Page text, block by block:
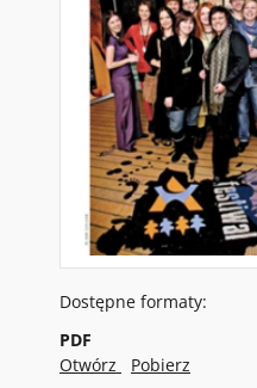
Dostępne formaty:
PDF
Otwórz
Pobierz